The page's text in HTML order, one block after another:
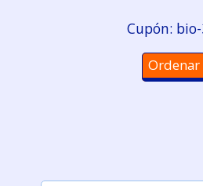
Cupón:
Ordenar